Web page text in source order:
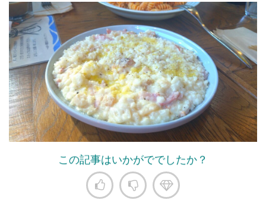
この記事はいかがででしたか？